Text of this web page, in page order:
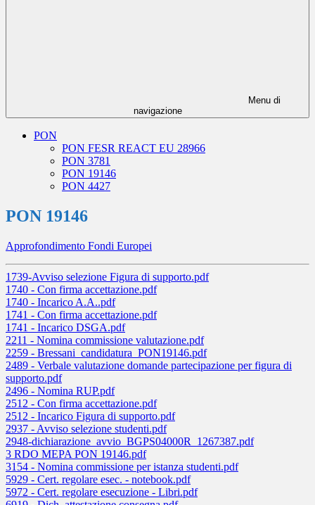
Menu di
navigazione
PON
PON FESR REACT EU 28966
PON 3781
PON 19146
PON 4427
PON 19146
Approfondimento Fondi Europei
1739-Avviso selezione Figura di supporto.pdf
1740 - Con firma accettazione.pdf
1740 - Incarico A.A..pdf
1741 - Con firma accettazione.pdf
1741 - Incarico DSGA.pdf
2211 - Nomina commissione valutazione.pdf
2259 - Bressani_candidatura_PON19146.pdf
2489 - Verbale valutazione domande partecipazione per figura di
supporto.pdf
2496 - Nomina RUP.pdf
2512 - Con firma accettazione.pdf
2512 - Incarico Figura di supporto.pdf
2937 - Avviso selezione studenti.pdf
2948-dichiarazione_avvio_BGPS04000R_1267387.pdf
3 RDO MEPA PON 19146.pdf
3154 - Nomina commissione per istanza studenti.pdf
5929 - Cert. regolare esec. - notebook.pdf
5972 - Cert. regolare esecuzione - Libri.pdf